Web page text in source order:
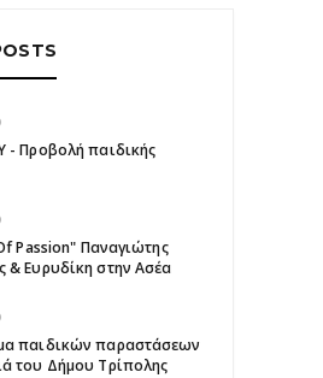
- Προβολή παιδικής
Passion" Παναγιώτης
& Ευρυδίκη στην Ασέα
παιδικών παραστάσεων
του Δήμου Τρίπολης